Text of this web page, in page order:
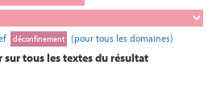
déconfinement (pour tous les domaines)
tous les textes du résultat